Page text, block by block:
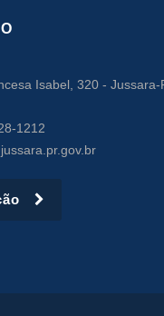
Isabel, 320 - Jussara-
1212